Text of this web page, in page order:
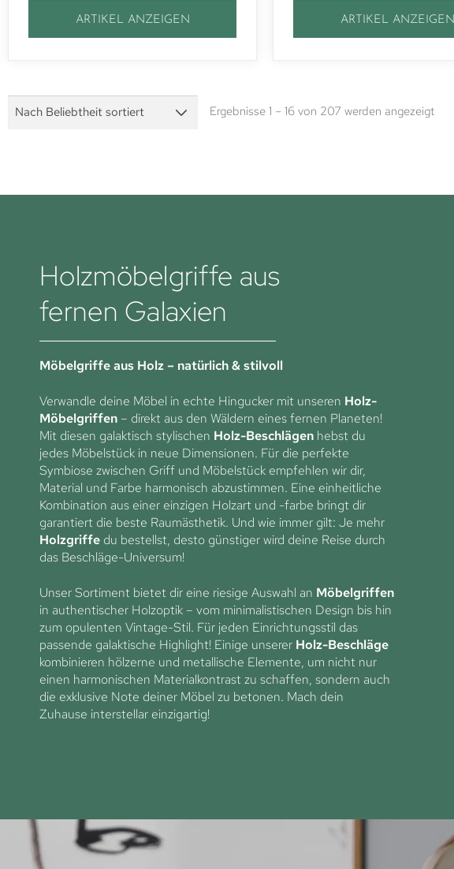
ARTIKEL ANZEIGEN ARTIKEL ANZEIGEN
Ergebnisse 1 – 16 von 207 werden angezeigt
Holzmöbelgriffe aus
fernen Galaxien
Möbelgriffe aus Holz – natürlich & stilvoll
Verwandle deine Möbel in echte Hingucker mit unseren Holz-
Möbelgriffen – direkt aus den Wäldern eines fernen Planeten!
Mit diesen galaktisch stylischen Holz-Beschlägen hebst du
jedes Möbelstück in neue Dimensionen. Für die perfekte
Symbiose zwischen Griff und Möbelstück empfehlen wir dir,
Material und Farbe harmonisch abzustimmen. Eine einheitliche
Kombination aus einer einzigen Holzart und -farbe bringt dir
garantiert die beste Raumästhetik. Und wie immer gilt: Je mehr
Holzgriffe du bestellst, desto günstiger wird deine Reise durch
das Beschläge-Universum!
Unser Sortiment bietet dir eine riesige Auswahl an Möbelgriffen
in authentischer Holzoptik – vom minimalistischen Design bis hin
zum opulenten Vintage-Stil. Für jeden Einrichtungsstil das
passende galaktische Highlight! Einige unserer Holz-Beschläge
kombinieren hölzerne und metallische Elemente, um nicht nur
einen harmonischen Materialkontrast zu schaffen, sondern auch
die exklusive Note deiner Möbel zu betonen. Mach dein
Zuhause interstellar einzigartig!